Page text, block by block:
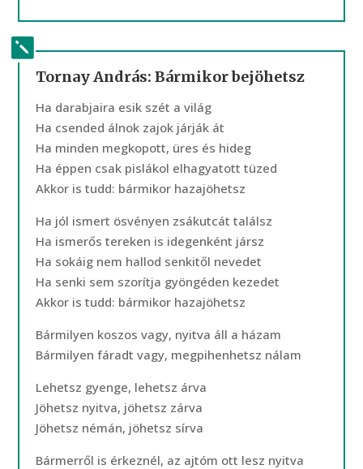
Tornay András: Bármikor bejöhetsz
Ha darabjaira esik szét a világ
Ha csended álnok zajok járják át
Ha minden megkopott, üres és hideg
Ha éppen csak pislákol elhagyatott tüzed
Akkor is tudd: bármikor hazajöhetsz
Ha jól ismert ösvényen zsákutcát találsz
Ha ismerős tereken is idegenként jársz
Ha sokáig nem hallod senkitől nevedet
Ha senki sem szorítja gyöngéden kezedet
Akkor is tudd: bármikor hazajöhetsz
Bármilyen koszos vagy, nyitva áll a házam
Bármilyen fáradt vagy, megpihenhetsz nálam
Lehetsz gyenge, lehetsz árva
Jöhetsz nyitva, jöhetsz zárva
Jöhetsz némán, jöhetsz sírva
Bármerről is érkeznél, az ajtóm ott lesz nyitva